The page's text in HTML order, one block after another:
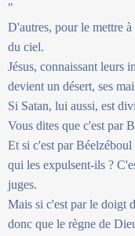
"
D'autres, pour le mettre
du ciel.
Jésus, connaissant leurs
devient un désert, ses
Si Satan, lui aussi, est
Vous dites que c'est par
Et si c'est par
qui les expulsent-ils ?
juges.
Mais si c'est par le doigt
donc que le règne de